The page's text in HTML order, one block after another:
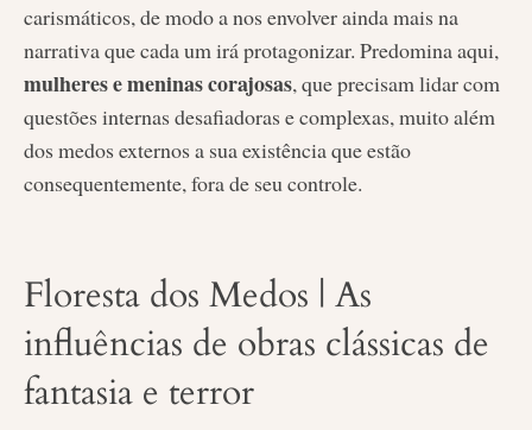
carismáticos, de modo a nos envolver ainda mais na
narrativa que cada um irá protagonizar. Predomina aqui,
mulheres e meninas corajosas, que precisam lidar com
questões internas desafiadoras e complexas, muito além
dos medos externos a sua existência que estão
consequentemente, fora de seu controle.
Floresta dos Medos | As
influências de obras clássicas de
fantasia e terror